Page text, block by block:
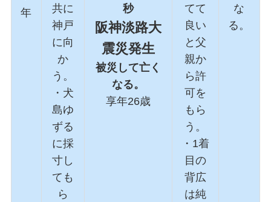
年
共に
神戸
に向
か
う。
・犬
島ゆ
ずる
に採
寸し
ても
ら
秒
阪神淡路大
震災発生
被災して亡く
なる。
享年26歳
てて
良い
と父
親か
ら許
可を
もら
う。
・1着
目の
背広
は純
な
る。